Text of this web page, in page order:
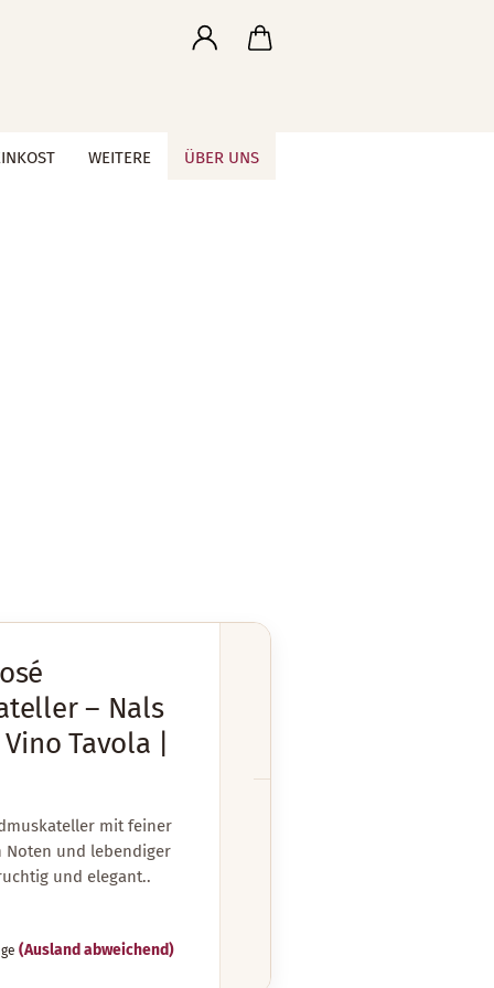
ÜBER UNS
WEITERE
– Nals
Tavola |
mit feiner
Noten und lebendiger
und elegant..
(Ausland abweichend)